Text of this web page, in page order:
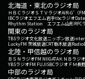
北海道・東北のラジオ局
ＨＢＣラジオＳＴＶラジオAIR-G'（
IBCラジオエフエム岩手tbcラジオ
Rhythm Station エフエム山形RFC
関東のラジオ局
TBSラジオ文化放送ニッポン放送
LuckyFM 茨城放送CRT栃木放送
北陸・甲信越のラジオ局
ＢＳＮラジオFM NIIGATAＫＮＢラジオ
YBSラジオFM FUJISBCラジオ ＦＭ長
中部のラジオ局